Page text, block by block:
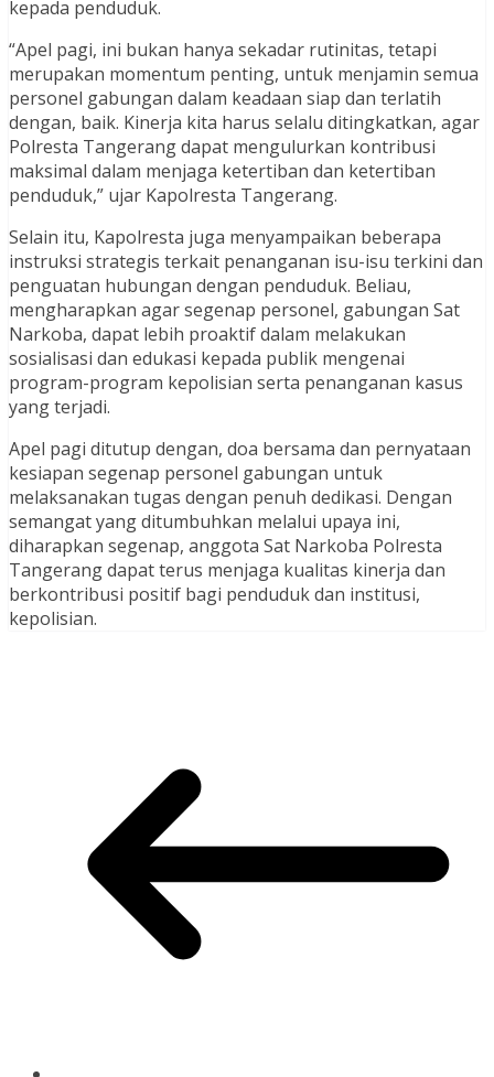
kepada penduduk.
“Apel pagi, ini bukan hanya sekadar rutinitas, tetapi
merupakan momentum penting, untuk menjamin semua
personel gabungan dalam keadaan siap dan terlatih
dengan, baik. Kinerja kita harus selalu ditingkatkan, agar
Polresta Tangerang dapat mengulurkan kontribusi
maksimal dalam menjaga ketertiban dan ketertiban
penduduk,” ujar Kapolresta Tangerang.
Selain itu, Kapolresta juga menyampaikan beberapa
instruksi strategis terkait penanganan isu-isu terkini dan
penguatan hubungan dengan penduduk. Beliau,
mengharapkan agar segenap personel, gabungan Sat
Narkoba, dapat lebih proaktif dalam melakukan
sosialisasi dan edukasi kepada publik mengenai
program-program kepolisian serta penanganan kasus
yang terjadi.
Apel pagi ditutup dengan, doa bersama dan pernyataan
kesiapan segenap personel gabungan untuk
melaksanakan tugas dengan penuh dedikasi. Dengan
semangat yang ditumbuhkan melalui upaya ini,
diharapkan segenap, anggota Sat Narkoba Polresta
Tangerang dapat terus menjaga kualitas kinerja dan
berkontribusi positif bagi penduduk dan institusi,
kepolisian.